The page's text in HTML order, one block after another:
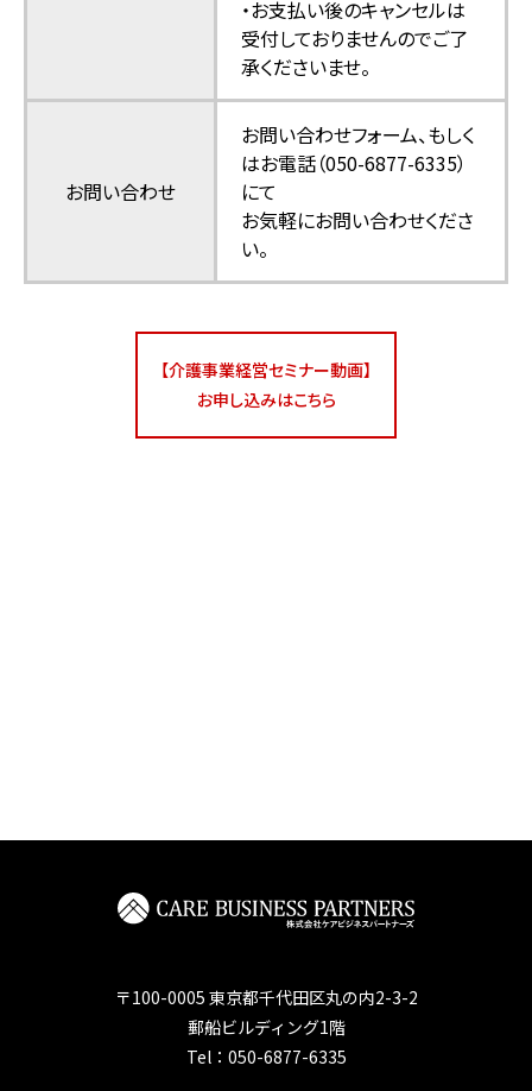
・お支払い後のキャンセルは
受付しておりませんのでご了
承くださいませ。
お問い合わせ
お問い合わせフォーム、もしく
はお電話（050-6877-6335）
にて
お気軽にお問い合わせくださ
い。
【介護事業経営セミナー動画】
お申し込みはこちら
〒100-0005 東京都千代田区丸の内2-3-2
郵船ビルディング1階
Tel：050-6877-6335